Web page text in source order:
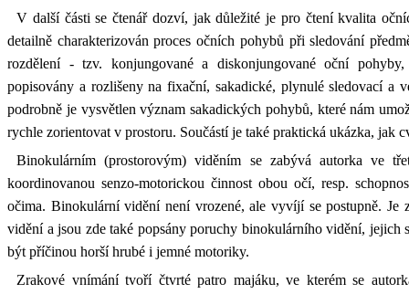
V další části se čtenář dozví, jak důležité je pro čtení kvalita
detailně charakterizován proces očních pohybů při sledování
rozdělení - tzv. konjungované a diskonjungované oční
popisovány a rozlišeny na fixační, sakadické, plynulé sledovací a
podrobně je vysvětlen význam sakadických pohybů, které nám
rychle zorientovat v prostoru. Součástí je také praktická ukázka, jak
Binokulárním (prostorovým) viděním se zabývá autorka ve
koordinovanou senzo-motorickou činnost obou očí, resp.
očima. Binokulární vidění není vrozené, ale vyvíjí se postupně. Je
vidění a jsou zde také popsány poruchy binokulárního vidění, jejich
být příčinou horší hrubé i jemné motoriky.
Zrakové vnímání tvoří čtvrté patro majáku, ve kterém se